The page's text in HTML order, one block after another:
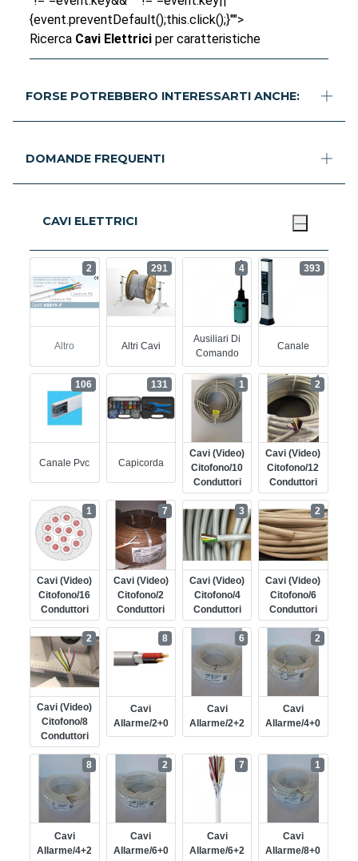
{event.preventDefault();this.click();}"">
Ricerca Cavi Elettriciper caratteristiche
FORSE POTREBBERO INTERESSARTI ANCHE:
DOMANDE FREQUENTI
CAVI ELETTRICI
Altro
2
Altri Cavi
291
Ausiliari Di
Comando
4
Canale
393
Canale Pvc
106
Capicorda
131
Cavi (video)
Citofono/10
Conduttori
1
Cavi (video)
Citofono/12
Conduttori
2
Cavi (video)
Citofono/16
Conduttori
1
Cavi (video)
Citofono/2
Conduttori
7
Cavi (video)
Citofono/4
Conduttori
3
Cavi (video)
Citofono/6
Conduttori
2
Cavi (video)
Citofono/8
Conduttori
2
Cavi
Allarme/2+0
8
Cavi
Allarme/2+2
6
Cavi
Allarme/4+0
2
Cavi
Allarme/4+2
8
Cavi
Allarme/6+0
2
Cavi
Allarme/6+2
7
Cavi
Allarme/8+0
1